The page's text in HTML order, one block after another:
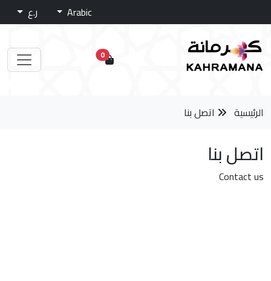
Arabic ر.ع
0
الرئيسية اتصل بنا
اتصل بنا
Contact us